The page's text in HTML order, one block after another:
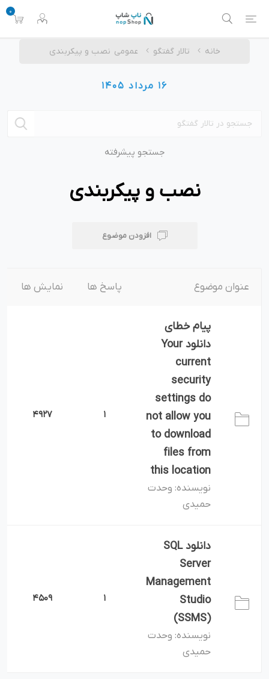
0
خانه تالار گفتگو عمومی نصب و پیکربندی
16 مرداد 1405
جستجو پیشرفته
نصب و پیکربندی
افزودن موضوع
عنوان موضوع پاسخ ها نمایش ها
پیام خطای
دانلود Your
current
security
settings do
not allow you
to download
files from
this location
نویسنده: وحدت
حمیدی
1
4927
دانلود SQL
Server
Management
Studio
(SSMS)
نویسنده: وحدت
حمیدی
1
4509